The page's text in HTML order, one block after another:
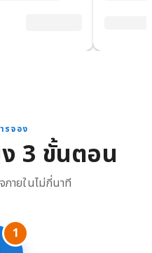
รจอง
3 ขั้นตอน
ภายในไม่กี่นาที
1